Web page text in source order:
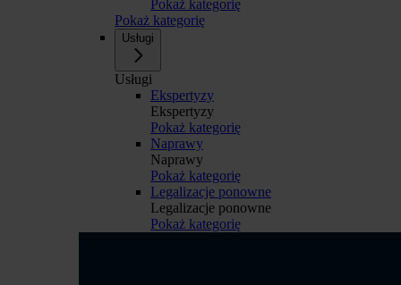
Pokaż kategorię
Pokaż kategorię
Usługi
Usługi
Ekspertyzy
Ekspertyzy
Pokaż kategorię
Naprawy
Naprawy
Pokaż kategorię
Legalizacje ponowne
Legalizacje ponowne
Pokaż kategorię